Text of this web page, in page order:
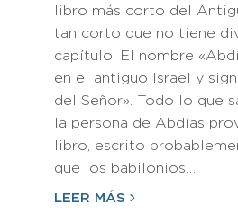
libro más corto del
tan corto que no tiene
capítulo. El nombre
en el antiguo Israel y
del Señor». Todo lo que
la persona de Abdías
libro, escrito
que los babilonios…
LEER MÁS